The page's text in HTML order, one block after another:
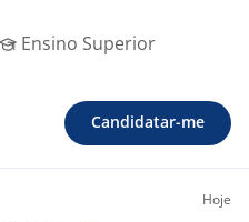
Ensino Superior
Candidatar-me
Hoje